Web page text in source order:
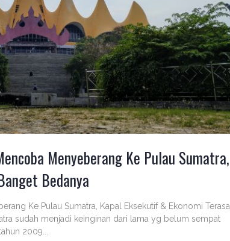
Menyeberang Ke Pulau Sumatra,
Bedanya
Ke Pulau Sumatra, Kapal Eksekutif & Ekonomi Terasa
sudah menjadi keinginan dari lama yg belum sempat
2009...